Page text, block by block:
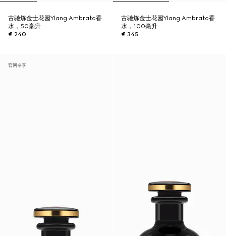
古驰炼金士花园Ylang Ambrato香
水，50毫升
€ 240
古驰炼金士花园Ylang Ambrato香
水，100毫升
€ 345
官网专享